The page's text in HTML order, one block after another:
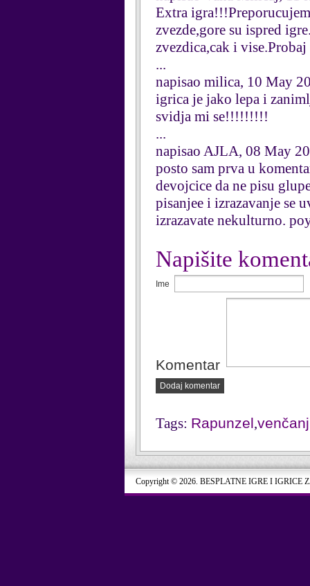
Extra
zvezde,gore su ispred
zvezdica,cak i
...
napisao milica, 10 May
igrica je jako lepa i
svidja mi se!!!!!!!!!
...
napisao AJLA, 08 May
posto sam prva u
devojcice da ne pisu
pisanjee i izrazavanje se
izrazavate nekulturno.
Napišite
Ime
Komentar
Dodaj komentar
Tags: Rapunzel,
Copyright © 2026. BESPLATNE IGRE I IGRICE